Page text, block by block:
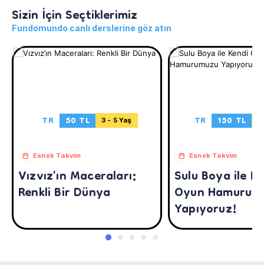
Sizin İçin Seçtiklerimiz
Fundomundo canlı derslerine göz atın
TR 50 TL 3 - 5 Yaş
Esnek Takvim
Vızvız’ın Maceraları:
Renkli Bir Dünya
TR 150 TL
Esnek Takvim
Sulu Boya ile
Oyun
Yapıyoruz!